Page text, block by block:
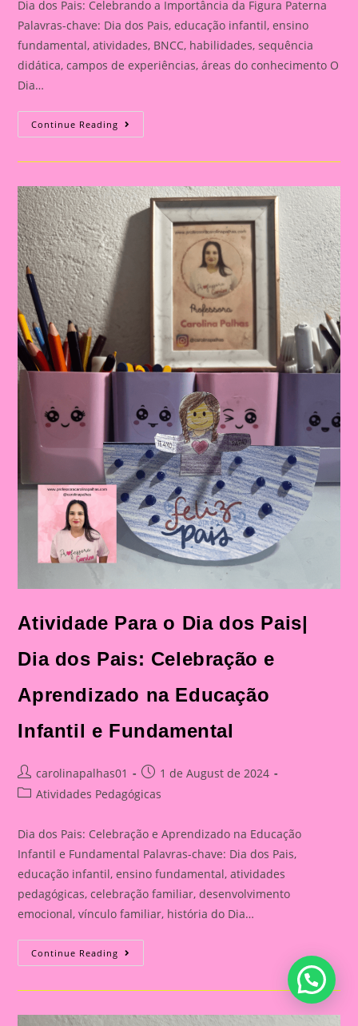
Dia dos Pais: Celebrando a Importância da Figura Paterna
Palavras-chave: Dia dos Pais, educação infantil, ensino
fundamental, atividades, BNCC, habilidades, sequência
didática, campos de experiências, áreas do conhecimento O
Dia…
Continue Reading Cartão
Lembrança
Pais
|
Dia
Dos
Pais:
Celebrando
A
Importância
Figura
Atividade Para o Dia dos Pais|
Dia dos Pais: Celebração e
Aprendizado na Educação
Infantil e Fundamental
Post
author:
carolinapalhas01
Post
published:
1 de August de 2024
PostAtividades Pedagógicas
Dia dos Pais: Celebração e Aprendizado na Educação
Infantil e Fundamental Palavras-chave: Dia dos Pais,
educação infantil, ensino fundamental, atividades
pedagógicas, celebração familiar, desenvolvimento
emocional, vínculo familiar, história do Dia…
Continue Reading Atividade
Para
Dia